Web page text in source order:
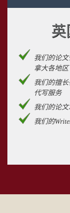
英
我们的论
拿大各地区
我们的擅长
代写服务
我们的论文
我们的